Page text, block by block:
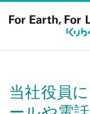
当社役員